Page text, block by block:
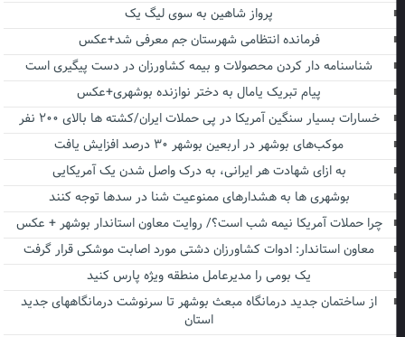
پرواز شاهین به سوی لیگ یک
فرمانده انتظامی شهرستان جم معرفی شد+عکس
شناسنامه دار کردن محصولات و بیمه کشاورزان در دست پیگیری است
پیام تبریک یامال به دختر نوازنده بوشهری+عکس
خسارات بسیار سنگین آمریکا در پی حملات ایران/کشته ها بالای ۲۰۰ نفر
موکب‌های بوشهر در اربعین بوشهر ۳۰ درصد افزایش یافت
به ازای شهادت هر ایرانی، به درک واصل شدن یک آمریکایی
بوشهری ها به هشدارهای ممنوعیت شنا در سدها توجه کنند
چرا حملات آمریکا نیمه شب است؟/ روایت معاون استاندار بوشهر + عکس
معاون استاندار: ادوات کشاورزان دشتی مورد اصابت موشکی قرار گرفت
یک بومی را مدیرعامل منطقه ویژه پارس کنید
از ساختمان جدید درمانگاه مبعث بوشهر تا سرنوشت درمانگاههای جدید
استان